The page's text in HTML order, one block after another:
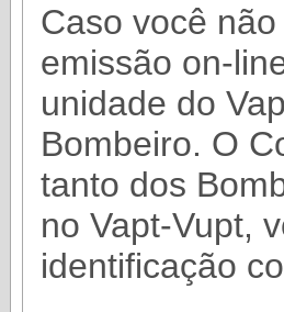
Caso você
emissão on-
unidade do
Bombeiro. O
tanto dos
no Vapt-Vupt,
identificação